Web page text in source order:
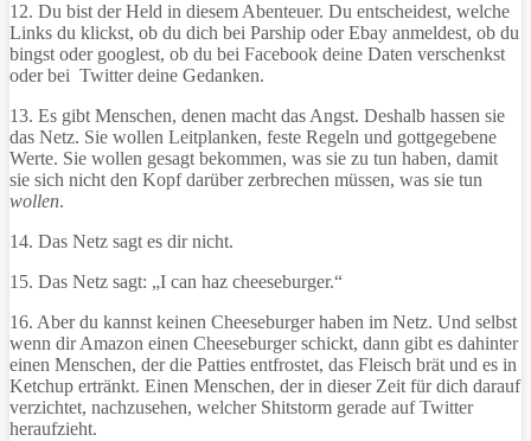
12. Du bist der Held in diesem Abenteuer. Du entscheidest, welche
Links du klickst, ob du dich bei Parship oder Ebay anmeldest, ob du
bingst oder googlest, ob du bei Facebook deine Daten verschenkst
oder bei Twitter deine Gedanken.
13. Es gibt Menschen, denen macht das Angst. Deshalb hassen sie
das Netz. Sie wollen Leitplanken, feste Regeln und gottgegebene
Werte. Sie wollen gesagt bekommen, was sie zu tun haben, damit
sie sich nicht den Kopf darüber zerbrechen müssen, was sie tun
wollen.
14. Das Netz sagt es dir nicht.
15. Das Netz sagt: „I can haz cheeseburger.“
16. Aber du kannst keinen Cheeseburger haben im Netz. Und selbst
wenn dir Amazon einen Cheeseburger schickt, dann gibt es dahinter
einen Menschen, der die Patties entfrostet, das Fleisch brät und es in
Ketchup ertränkt. Einen Menschen, der in dieser Zeit für dich darauf
verzichtet, nachzusehen, welcher Shitstorm gerade auf Twitter
heraufzieht.